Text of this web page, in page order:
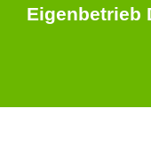
Eigenbetrieb